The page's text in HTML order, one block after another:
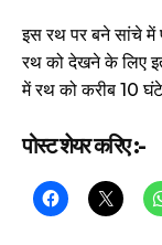
इस रथ पर बने सांचे में
रथ को देखने के लिए
में रथ को करीब 10
पोस्ट शेयर करिए :-